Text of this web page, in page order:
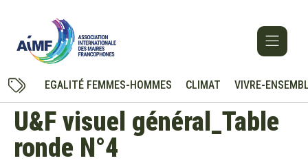
EGALITÉ FEMMES-HOMMES CLIMAT VIVRE-
U&F visuel général_Table
ronde N°4